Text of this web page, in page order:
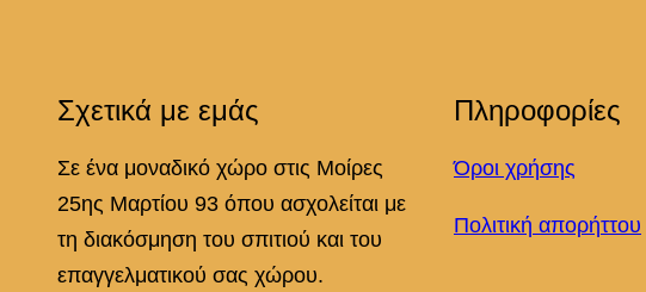
Σχετικά με εμάς
Σε ένα μοναδικό χώρο στις Μοίρες
25ης Μαρτίου 93 όπου ασχολείται με
τη διακόσμηση του σπιτιού και του
επαγγελματικού σας χώρου.
Πληροφορίες
Όροι χρήσης
Πολιτική απορήττου